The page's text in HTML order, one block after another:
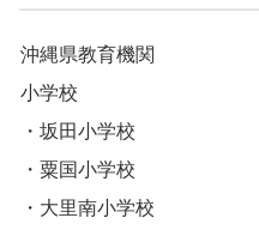
沖縄県教育機関
小学校
・坂田小学校
・粟国小学校
・大里南小学校